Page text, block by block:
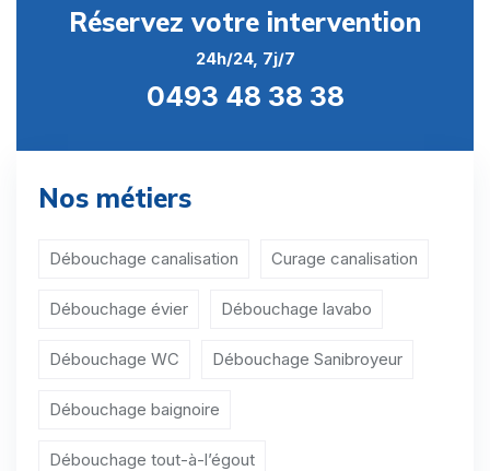
Débouchage WC Estinnes-au-Val
Débouchage WC Faurœulx
Débouchage WC Haulchin
Débouchage WC Houdeng-Aimeries
Réservez votre intervention
24h/24, 7j/7
0493 48 38 38
Nos métiers
Débouchage canalisation Curage canalisation
Débouchage évier Débouchage lavabo
Débouchage WC Débouchage Sanibroyeur
Débouchage baignoire
Débouchage tout-à-l’égout